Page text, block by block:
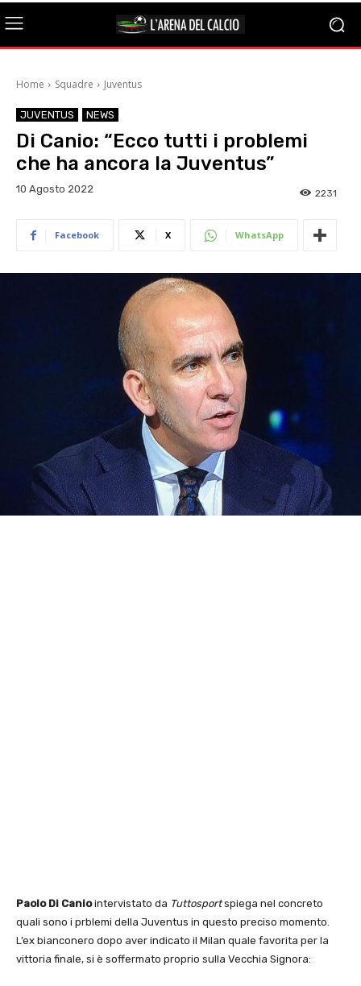
Home Squadre Juventus
JUVENTUS NEWS
Di Canio: “Ecco tutti i problemi
che ha ancora la Juventus”
10 Agosto 2022 2231
Facebook X WhatsApp
Paolo Di Caniointervistato da Tuttosportspiega nel concreto
quali sono i prblemi della Juventus in questo preciso momento.
L’ex bianconero dopo aver indicato il Milan quale favorita per la
vittoria finale, si è soffermato proprio sulla Vecchia Signora: